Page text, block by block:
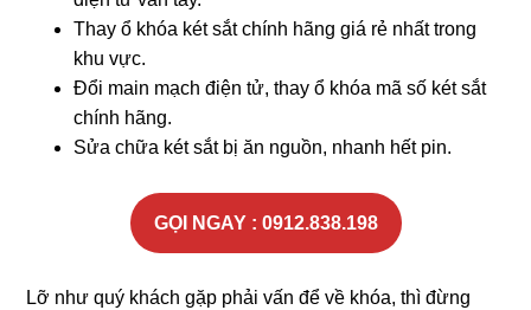
Thay ổ khóa két sắt chính hãng giá rẻ nhất trong
khu vực.
Đổi main mạch điện tử, thay ổ khóa mã số két sắt
chính hãng.
Sửa chữa két sắt bị ăn nguồn, nhanh hết pin.
GỌI NGAY : 0912.838.198
Lỡ như quý khách gặp phải vấn để về khóa, thì đừng